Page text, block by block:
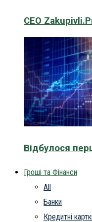
CEO
Відбулося
Гроші та Фінанси
All
Банки
Кредитні